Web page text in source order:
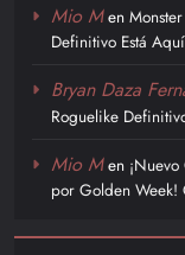
Mio Men
Definitivo Está
Bryan Daza
Roguelike
Mio Men
por Golden Week!